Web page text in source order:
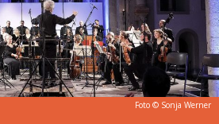
Foto © Sonja Werner